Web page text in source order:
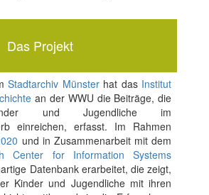
Das Projekt
Stadtarchiv Münsterhat das Institut
an der WWU die Beiträge, die
und Jugendliche im
einreichen, erfasst. Im Rahmen
und in Zusammenarbeit mit dem
Center for Information Systems
Datenbank erarbeitet, die zeigt,
Kinder und Jugendliche mit ihren